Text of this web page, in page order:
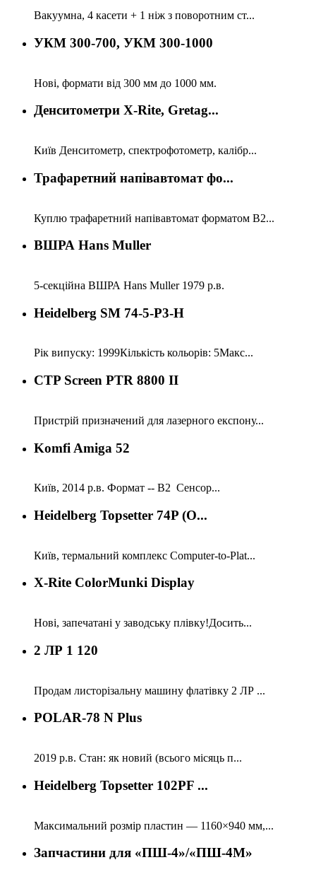
Вакуумна, 4 касети + 1 ніж з поворотним ст...
УКМ 300-700, УКМ 300-1000
Нові, формати від 300 мм до 1000 мм.
Денситометри X-Rite, Gretag...
Київ Денситометр, спектрофотометр, калібр...
Трафаретний напівавтомат фо...
Куплю трафаретний напівавтомат форматом В2...
ВШРА Hans Muller
5-секційна ВШРА Hans Muller 1979 р.в.
Heidelberg SM 74-5-P3-H
Рік випуску: 1999Кількість кольорів: 5Макс...
CTP Screen PTR 8800 II
Пристрій призначений для лазерного експону...
Komfi Amiga 52
Київ, 2014 р.в. Формат -- В2 Сенсор...
Heidelberg Topsetter 74P (O...
Київ, термальний комплекс Computer-to-Plat...
X-Rite ColorMunki Display
Нові, запечатані у заводську плівку!Досить...
2 ЛР 1 120
Продам листорізальну машину флатівку 2 ЛР ...
POLAR-78 N Plus
2019 р.в. Стан: як новий (всього місяць п...
Heidelberg Topsetter 102PF ...
Максимальний розмір пластин — 1160×940 мм,...
Запчастини для «ПШ-4»/«ПШ-4М»